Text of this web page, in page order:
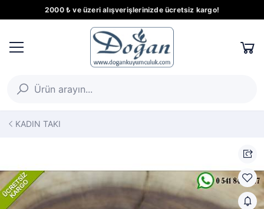
2000 ₺ ve üzeri alışverişlerinizde ücretsiz kargo!
KADIN TAKI